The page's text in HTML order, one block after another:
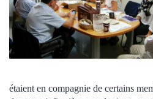
étaient en compagnie de certains